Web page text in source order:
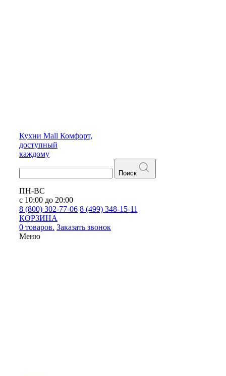
Кухни Mall Комфорт,
доступный
каждому
Поиск
ПН-ВС
с 10:00 до 20:00
8 (800) 302-77-06 8 (499) 348-15-11
КОРЗИНА
0 товаров. Заказать звонок
Меню